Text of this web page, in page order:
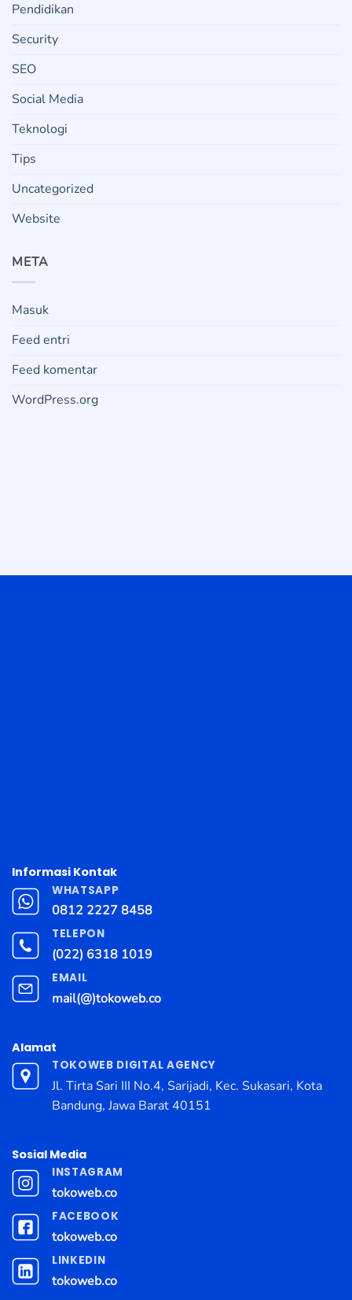
Pendidikan
Security
SEO
Social Media
Teknologi
Tips
Uncategorized
Website
META
Masuk
Feed entri
Feed komentar
WordPress.org
Informasi Kontak
WHATSAPP
0812 2227 8458
TELEPON
(022) 6318 1019
EMAIL
mail(@)tokoweb.co
Alamat
TOKOWEB DIGITAL AGENCY
Jl. Tirta Sari III No.4, Sarijadi, Kec. Sukasari, Kota
Bandung, Jawa Barat 40151
Sosial Media
INSTAGRAM
tokoweb.co
FACEBOOK
tokoweb.co
LINKEDIN
tokoweb.co